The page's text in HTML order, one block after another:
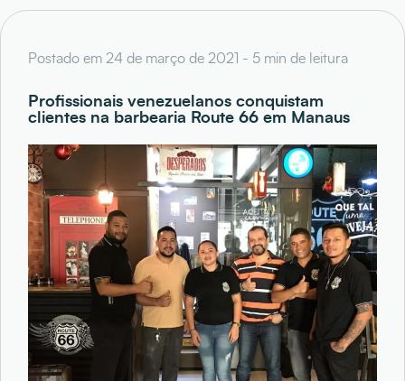
Postado em 24 de março de 2021 - 5 min de leitura
Profissionais venezuelanos conquistam
clientes na barbearia Route 66 em Manaus